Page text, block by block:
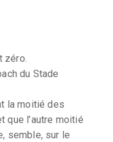
zéro.
du Stade
la moitié des
que l’autre moitié
semble, sur le